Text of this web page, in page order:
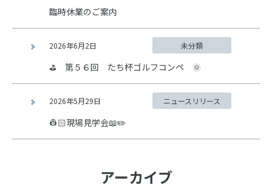
臨時休業のご案内
2026年6月2日 未分類
⛳ 第５６回 たち杯ゴルフコンペ 🌞
2026年5月29日 ニュースリリース
👷🏻現場見学会📖✏️
アーカイブ